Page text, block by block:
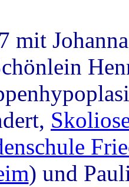
mit
) und